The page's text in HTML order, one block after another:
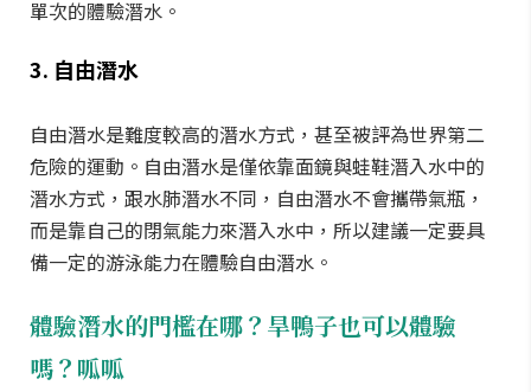
單次的體驗潛水。
3. 自由潛水
自由潛水是難度較高的潛水方式，甚至被評為世界第二
危險的運動。自由潛水是僅依靠面鏡與蛙鞋潛入水中的
潛水方式，跟水肺潛水不同，自由潛水不會攜帶氣瓶，
而是靠自己的閉氣能力來潛入水中，所以建議一定要具
備一定的游泳能力在體驗自由潛水。
體驗潛水的門檻在哪？旱鴨子也可以體驗
嗎？呱呱